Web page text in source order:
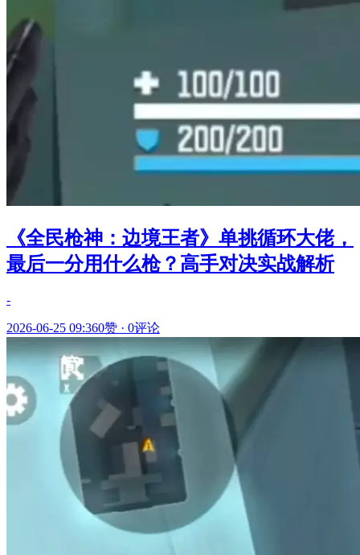
《全民枪神：边境王者》单挑循环大佬，
最后一分用什么枪？高手对决实战解析
-
2026-06-25 09:360赞 · 0评论